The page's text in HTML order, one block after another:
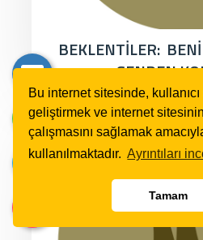
Bu internet sitesinde,
geliştirmek ve internet
çalışmasını sağlamak
kullanılmaktadır. Ayrıntıları
Tamam
BEKLENTİLER:
SENDEN